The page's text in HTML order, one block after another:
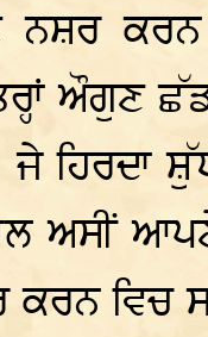
ਕਰਨ
ਔਗੁਣ
ਹਿਰਦਾ
ਅਸੀਂ
ਵਿਚ